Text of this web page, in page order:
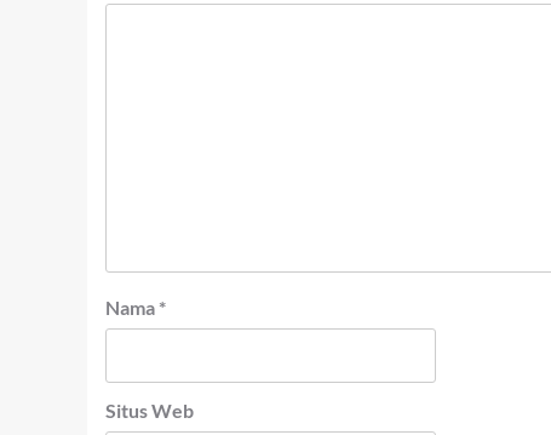
Nama *
Situs Web